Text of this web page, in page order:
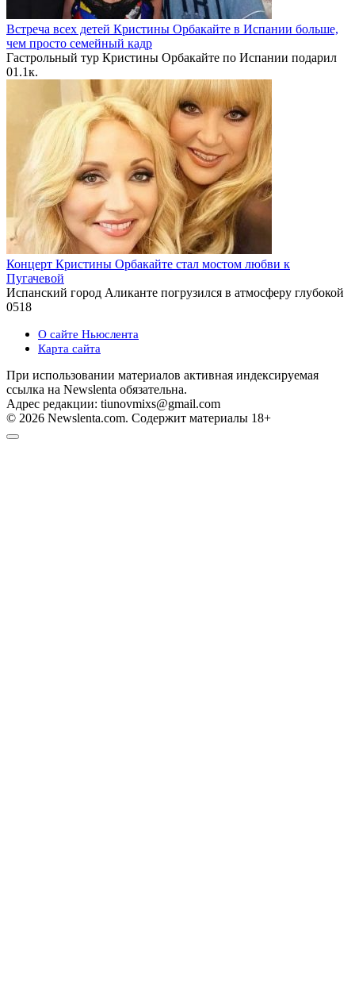
Встреча всех детей Кристины Орбакайте в Испании больше,
чем просто семейный кадр
Гастрольный тур Кристины Орбакайте по Испании подарил
01.1к.
Концерт Кристины Орбакайте стал мостом любви к
Пугачевой
Испанский город Аликанте погрузился в атмосферу глубокой
0518
О сайте Ньюслента
Карта сайта
При использовании материалов активная индексируемая
ссылка на Newslenta обязательна.
Адрес редакции: tiunovmixs@gmail.com
© 2026 Newslenta.com. Содержит материалы 18+